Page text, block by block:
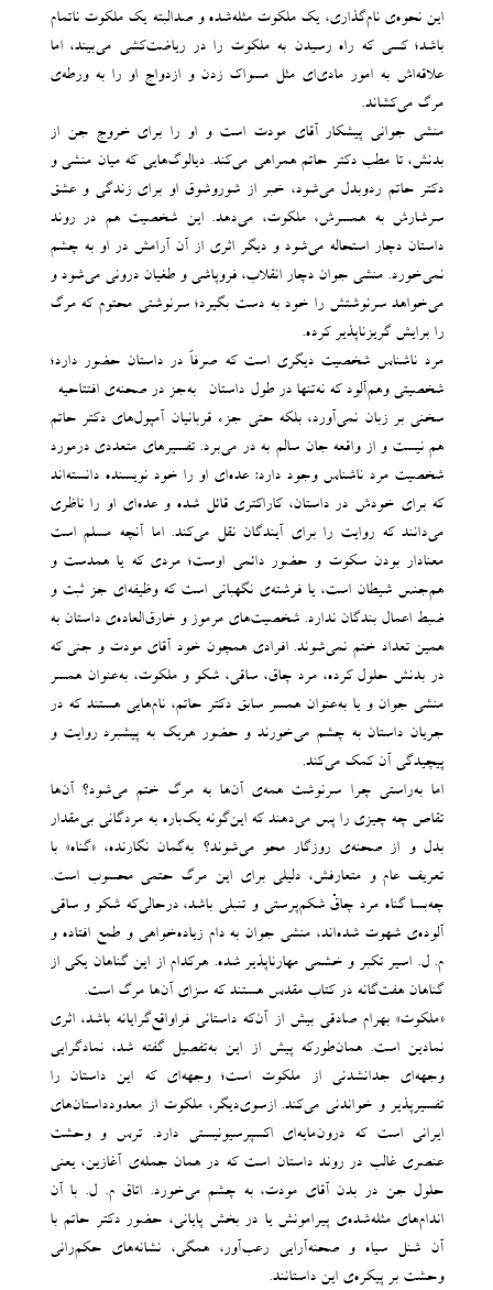
این نحوه‌ی نام‌گذاری، یک ملکوت مثله‌شده و صدالبته یک ملکوت ناتمام
باشد؛ کسی که راه رسیدن به ملکوت را در ریاضت‌کشی می‌بیند، اما
علاقه‌اش به امور مادی‌ای مثل مسواک زدن و ازدواج او را به ورطه‌ی
مرگ می‌کشاند.
منشی جوانی پیشکار آقای مودت است و او را برای خروج جن از
بدنش، تا مطب دکتر حاتم همراهی می‌کند. دیالوگ‌هایی که میان منشی و
دکتر حاتم ردوبدل می‌شود، خبر از شوروشوق او برای زندگی و عشق
سرشارش به همسرش، ملکوت، می‌دهد. این شخصیت هم در روند
داستان دچار استحاله می‌شود و دیگر اثری از آن آرامش در او به چشم
نمی‌خورد. منشی جوان دچار انقلاب، فروپاشی و طغیان درونی می‌شود و
می‌خواهد سرنوشتش را خود به دست بگیرد؛ سرنوشتی محتوم که مرگ
را برایش گریزناپذیر کرده.
مرد ناشناس شخصیت دیگری است که صرفاً در داستان حضور دارد؛
شخصیتی وهم‌آلود که نه‌تنها در طول داستان -به‌جز در صحنه‌ی افتتاحیه-
سخنی بر زبان نمی‌آورد، بلکه حتی جزء قربانیان آمپول‌های دکتر حاتم
هم نیست و از واقعه جان سالم به در می‌برد. تفسیرهای متعددی درمورد
شخصیت مرد ناشناس وجود دارد: عده‌ای او را خود نویسنده دانسته‌اند
که برای خودش در داستان، کاراکتری قائل شده و عده‌ای او را ناظری
می‌دانند که روایت را برای آیندگان نقل می‌کند. اما آنچه مسلم است
معنادار بودن سکوت و حضور دائمی اوست؛ مردی که یا همدست و
هم‌جنس شیطان است، یا فرشته‌ی نگهبانی است که وظیفه‌ای جز ثبت و
ضبط اعمال بندگان ندارد. شخصیت‌های مرموز و خارق‌العاده‌ی‌ داستان به
همین تعداد ختم نمی‌شوند. افرادی همچون خود آقای مودت و جنی که
در بدنش حلول کرده، مرد چاق، ساقی، شکو و ملکوت، به‌عنوان همسر
منشی جوان و یا به‌عنوان همسر سابق دکتر حاتم، نام‌هایی هستند که در
جریان داستان به چشم می‌خورند و حضور هریک به پیشبرد روایت و
پیچیدگی آن کمک می‌کند.
اما به‌راستی چرا سرنوشت همه‌ی آن‌ها به مرگ ختم می‌شود؟ آن‌ها
تقاص چه چیزی را پس می‌دهند که این‌گونه یک‌باره به مردگانی بی‌مقدار
بدل و از صحنه‌ی روزگار محو می‌شوند؟ به‌گمان نگارنده، «گناه» با
تعریف عام و متعارفش، دلیلی برای این مرگ حتمی محسوب است.
چه‌بسا گناه مرد چاقْ شکم‌پرستی و تنبلی باشد، درحالی‌که شکو و ساقی
آلوده‌ی شهوت شده‌اند، منشی جوان به دام زیاده‌خواهی و طمع افتاده و
م. ل. اسیر تکبر و خشمی مهارناپذیر شده. هرکدام از این گناهان یکی از
گناهان هفت‌گانه در کتاب مقدس هستند که سزای آن‌ها مرگ است.
«ملکوت» بهرام صادقی بیش از آن‌که داستانی فراواقع‌گرایانه باشد، اثری
نمادین است. همان‌طورکه پیش از این به‌تفصیل گفته شد، نمادگرایی
وجهه‌ای جدانشدنی از ملکوت است؛ وجهه‌ای که این داستان را
تفسیرپذیر و خواندنی می‌کند. ازسوی‌دیگر، ملکوت از معدودداستان‌های
ایرانی است که درون‌مایه‌ای اکسپرسیونیستی دارد. ترس و وحشت
عنصری غالب در روند داستان است که در همان جمله‌ی آغازین، یعنی
حلول جن در بدن آقای مودت، به چشم می‌خورد. اتاق م. ل. با آن
اندام‌های مثله‌شده‌ی پیرامونش یا در بخش پایانی، حضور دکتر حاتم با
آن شنل سیاه و صحنه‌آرایی رعب‌آور، همگی، نشانه‌های حکم‌رانی
وحشت بر پیکره‌ی این داستانند.